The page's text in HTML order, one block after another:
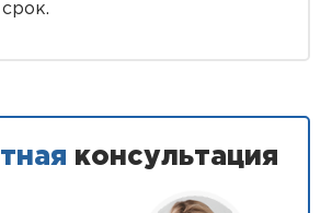
консультация